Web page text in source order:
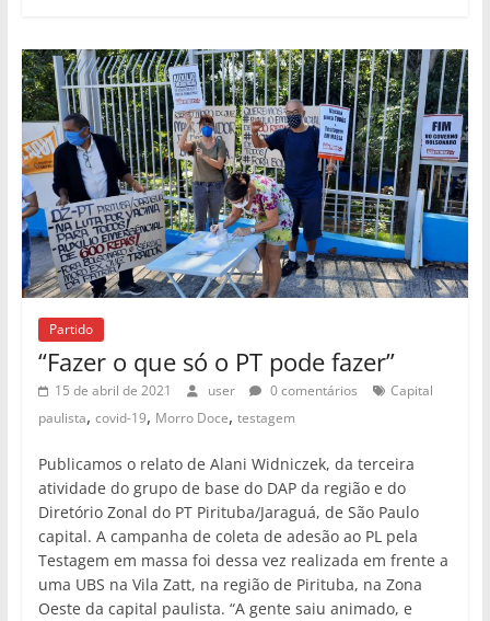
Partido
“Fazer o que só o PT pode fazer”
15 de abril de 2021 user 0 comentários
Capital
paulista, covid-19, Morro Doce, testagem
Publicamos o relato de Alani Widniczek, da terceira
atividade do grupo de base do DAP da região e do
Diretório Zonal do PT Pirituba/Jaraguá, de São Paulo
capital. A campanha de coleta de adesão ao PL pela
Testagem em massa foi dessa vez realizada em frente a
uma UBS na Vila Zatt, na região de Pirituba, na Zona
Oeste da capital paulista. “A gente saiu animado, e